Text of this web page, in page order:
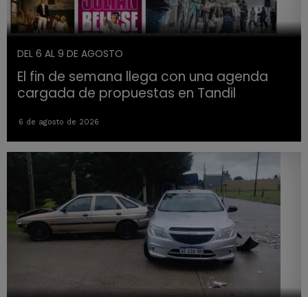
DEL 6 AL 9 DE AGOSTO
El fin de semana llega con una agenda
cargada de propuestas en Tandil
6 de agosto de 2026